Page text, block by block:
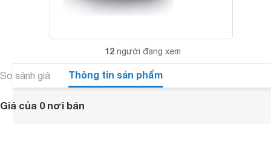
12 người đang xem
So sánh giá Thông tin sản phẩm
Giá của 0 nơi bán